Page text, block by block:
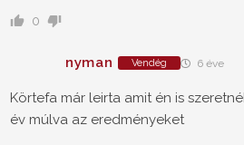
0
nyman Vendég 6 éve
Körtefa már leirta amit én is
év múlva az eredményeket